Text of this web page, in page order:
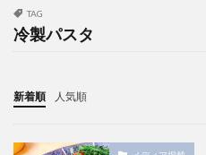
TAG
冷製パスタ
新着順 人気順